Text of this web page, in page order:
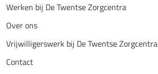
Werken bij De Twentse Zorgcentra
Over ons
Vrijwilligerswerk bij De Twentse Zorgcentra
Contact